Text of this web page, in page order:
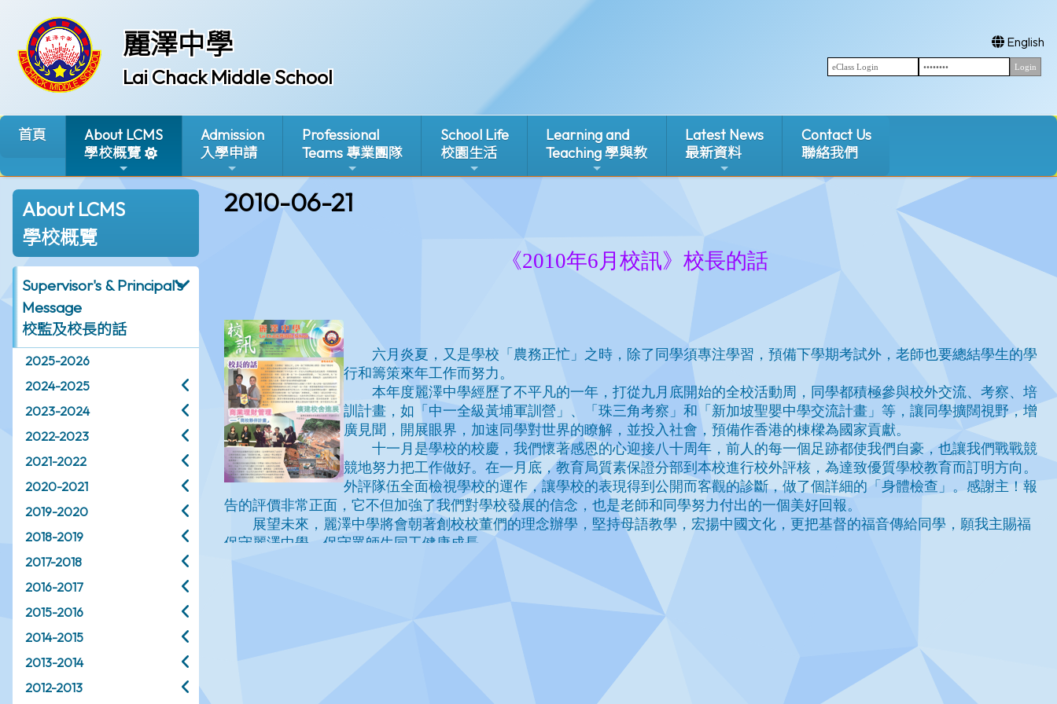
麗澤中學
Lai Chack Middle School
English
首頁
About LCMS
學校概覽
Admission
入學申請
Professional
Teams 專業團隊
School Life
校園生活
Learning and
Teaching 學與教
Latest News
最新資料
Contact Us
聯絡我們
About LCMS
學校概覽
Supervisor's & Principal's
Message
校監及校長的話
2025-2026
2024-2025
2023-2024
2022-2023
2021-2022
2020-2021
2019-2020
2018-2019
2017-2018
2016-2017
2015-2016
2014-2015
2013-2014
2012-2013
2010-06-21